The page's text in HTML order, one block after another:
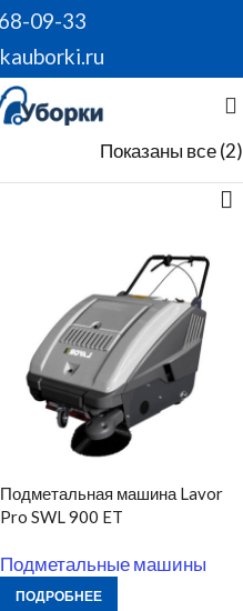
09-33
Показаны все (2)
Подметальная машина Lavor
Pro SWL 900 ET
Подметальные машины
ПОДРОБНЕЕ